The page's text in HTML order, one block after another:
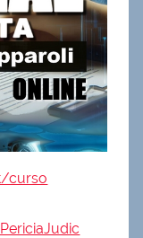
curso